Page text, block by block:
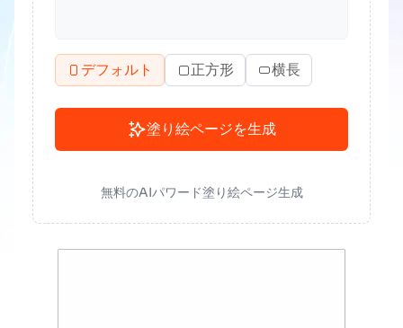
デフォルト 正方形 横長
塗り絵ページを生成
無料のAIパワード塗り絵ページ生成